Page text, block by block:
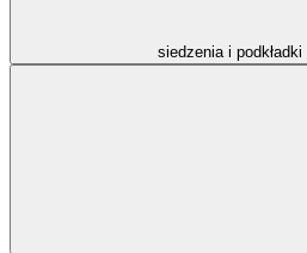
siedzenia i podkładki